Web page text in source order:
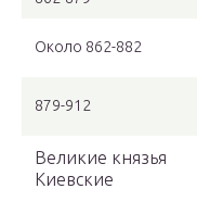
Около 862-882
879-912
Великие князья
Киевские